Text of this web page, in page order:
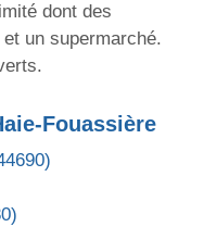
dont des
un supermarché.
Fouassière